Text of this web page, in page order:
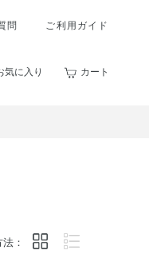
問 ご利用ガイド
気に入り カート
：